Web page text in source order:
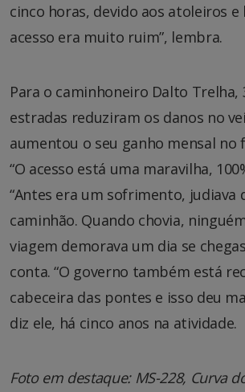
cinco horas, devido aos atoleiros e
acesso era muito ruim”, lembra.
Para o caminhoneiro Dalto Trelha,
estradas reduziram os danos no
aumentou o seu ganho mensal no
“O acesso está uma maravilha,
“Antes era um sofrimento, judiava
caminhão. Quando chovia,
viagem demorava um dia se
conta. “O governo também está
cabeceira das pontes e isso deu
diz ele, há cinco anos na atividade.
Foto em destaque: MS-228, Curva